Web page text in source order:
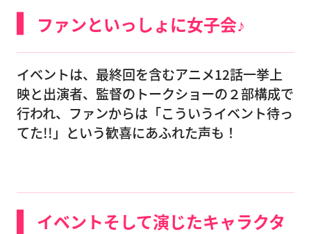
ファンといっしょに女子会♪
イベントは、最終回を含むアニメ12話一挙上
映と出演者、監督のトークショーの２部構成で
行われ、ファンからは「こういうイベント待っ
てた!!」という歓喜にあふれた声も！
イベントそして演じたキャラクタ